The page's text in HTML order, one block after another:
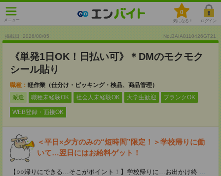
メニュー
0
気になる！ ログイン
掲載日 :2026/08/05 No.BAIA8110426GT21
《単発1日OK！日払い可》＊DMのモクモク
シール貼り
職種： 軽作業（仕分け・ピッキング・検品、商品管理）
派遣
職種未経験OK 社会人未経験OK 大学生歓迎 ブランクOK
WEB登録・面接OK
＜平日×夕方のみの“短時間”限定！＞学校帰りに働
いて…翌日にはお給料ゲット！
【○○帰りにできる…そこがポイント！】学校帰りに…お出かけ終 ...